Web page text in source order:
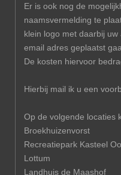
Er is ook nog de
naamsvermelding te
klein logo met daarbij
email adres geplaatst
De kosten hiervoor
Hierbij mail ik u een
Op de volgende locaties
Broekhuizenvorst
Recreatiepark Kasteel
Lottum
Landhuis de Maashof